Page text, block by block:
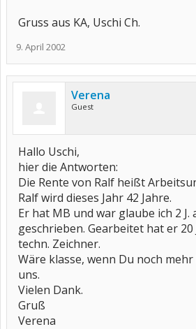
Gruss aus KA, Uschi Ch.
9. April 2002
Verena
Guest
Hallo Uschi,
hier die Antworten:
Die Rente von Ralf heißt
Ralf wird dieses Jahr 42 Jahre.
Er hat MB und war glaube ich 2 J.
geschrieben. Gearbeitet hat er 20
techn. Zeichner.
Wäre klasse, wenn Du noch
uns.
Vielen Dank.
Gruß
Verena